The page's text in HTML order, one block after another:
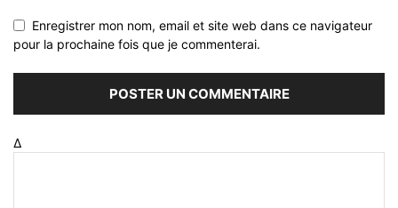
Enregistrer mon nom, email et site web dans ce navigateur
pour la prochaine fois que je commenterai.
Δ